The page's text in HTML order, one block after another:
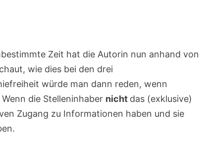
Zeit hat die Autorin nun anhand von
wie dies bei den drei
würde man dann reden, wenn
die Stelleninhaber nicht das (exklusive)
Zugang zu Informationen haben und sie